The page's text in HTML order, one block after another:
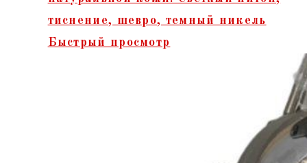
Быстрый просмотр